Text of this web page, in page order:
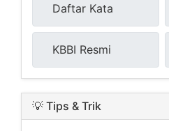
Daftar Kata
KBBI Resmi
💡 Tips & Trik